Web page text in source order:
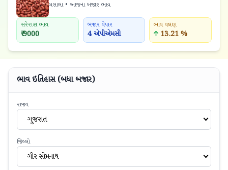
મસાલા • આજના બજાર ભાવ
સરેરાશ ભાવ
₹ 9000
બજાર વેપાર
4 એપીએમસી
ભાવ વલણ
13.21 %
ભાવ ઇતિહાસ (બધા બજાર)
રાજ્ય
ગુજરાત
જિલ્લો
ગીર સોમનાથ